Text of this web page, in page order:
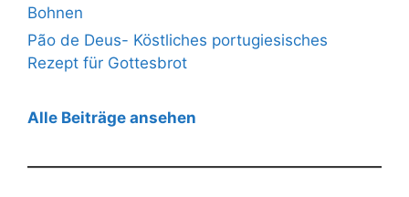
Bohnen
Pão de Deus- Köstliches portugiesisches
Rezept für Gottesbrot
Alle Beiträge ansehen